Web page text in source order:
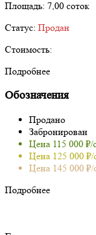
Площадь: 7,00 соток
Статус: Продан
Стоимость:
Подробнее
Обозначения
Продано
Забронирован
Цена 115 000 ₽/
Цена 125 000 ₽/
Цена 145 000 ₽/
Подробнее